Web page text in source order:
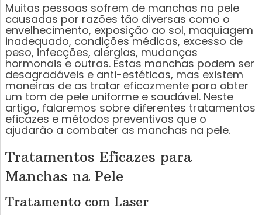
Muitas pessoas sofrem de manchas na pele
causadas por razões tão diversas como o
envelhecimento, exposição ao sol, maquiagem
inadequado, condições médicas, excesso de
peso, infecções, alergias, mudanças
hormonais e outras. Estas manchas podem ser
desagradáveis e anti-estéticas, mas existem
maneiras de as tratar eficazmente para obter
um tom de pele uniforme e saudável. Neste
artigo, falaremos sobre diferentes tratamentos
eficazes e métodos preventivos que o
ajudarão a combater as manchas na pele.
Tratamentos Eficazes para
Manchas na Pele
Tratamento com Laser